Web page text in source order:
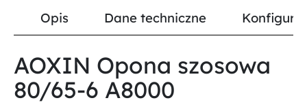
Opis Dane techniczne
AOXIN Opona szosowa
80/65-6 A8000